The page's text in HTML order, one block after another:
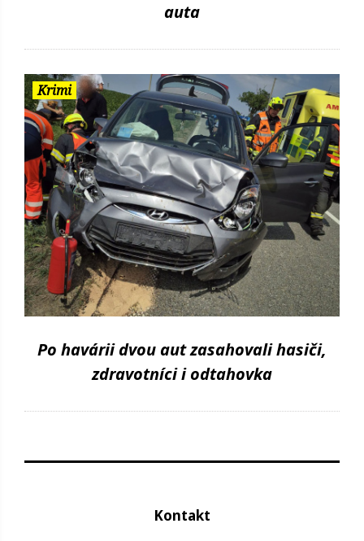
auta
Krimi
Po havárii dvou aut zasahovali hasiči,
zdravotníci i odtahovka
Kontakt